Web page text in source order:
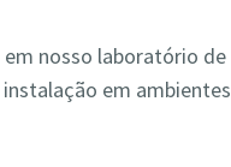
nosso laboratório de
em ambientes